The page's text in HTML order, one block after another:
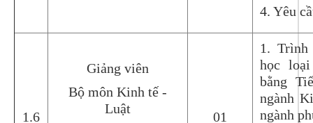
4. Yêu
1.6
Giảng viên
Bộ môn Kinh tế -
Luật
01
1.
học
bằng
ngành
ngành